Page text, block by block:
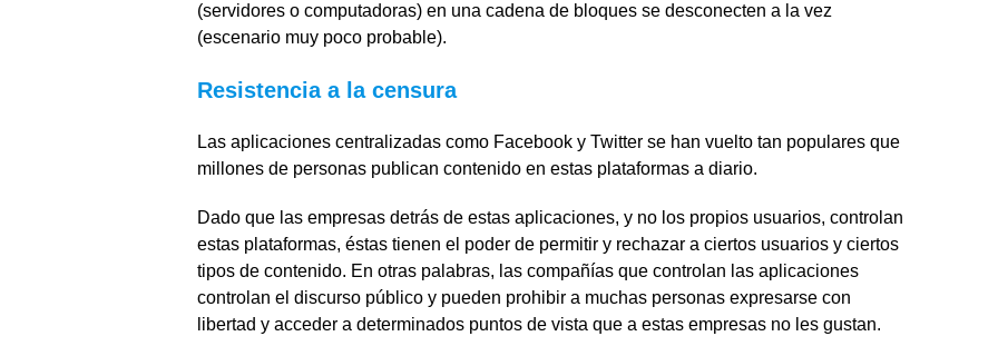
(servidores o computadoras) en una cadena de bloques se desconecten a la vez
(escenario muy poco probable).
Resistencia a la censura
Las aplicaciones centralizadas como Facebook y Twitter se han vuelto tan populares que
millones de personas publican contenido en estas plataformas a diario.
Dado que las empresas detrás de estas aplicaciones, y no los propios usuarios, controlan
estas plataformas, éstas tienen el poder de permitir y rechazar a ciertos usuarios y ciertos
tipos de contenido. En otras palabras, las compañías que controlan las aplicaciones
controlan el discurso público y pueden prohibir a muchas personas expresarse con
libertad y acceder a determinados puntos de vista que a estas empresas no les gustan.